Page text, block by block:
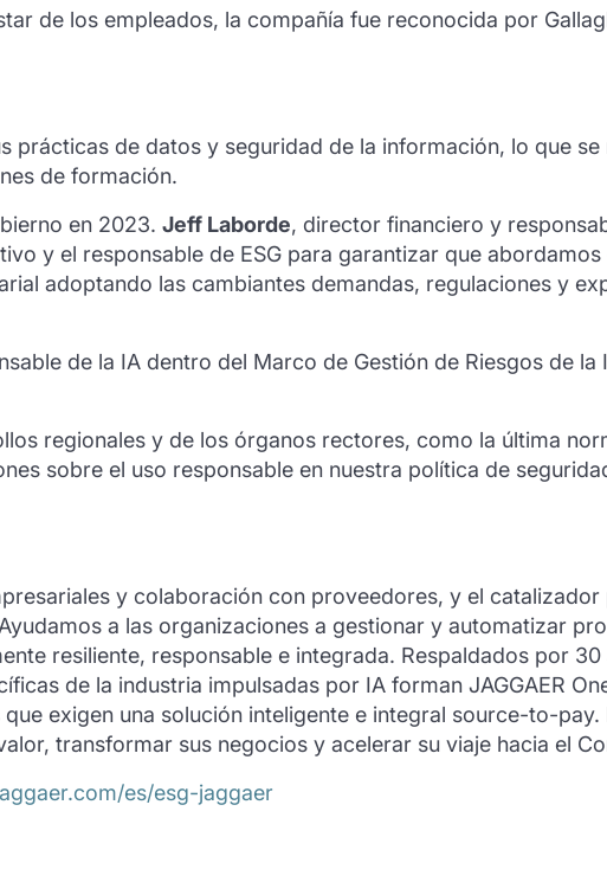
de los empleados, la compañía fue reconocida por
prácticas de datos y seguridad de la información, lo que
de formación.
en 2023. Jeff Laborde, director financiero y
y el responsable de ESG para garantizar que
adoptando las cambiantes demandas, regulaciones y
de la IA dentro del Marco de Gestión de Riesgos de
regionales y de los órganos rectores, como la última
sobre el uso responsable en nuestra política de
y colaboración con proveedores, y el
a las organizaciones a gestionar y automatizar
resiliente, responsable e integrada. Respaldados por
de la industria impulsadas por IA forman JAGGAER
exigen una solución inteligente e integral source-to-
transformar sus negocios y acelerar su viaje hacia el
es/esg-jaggaer